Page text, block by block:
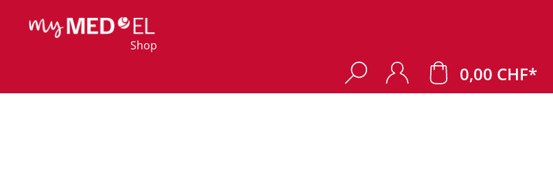
Shop
0,00 CHF*